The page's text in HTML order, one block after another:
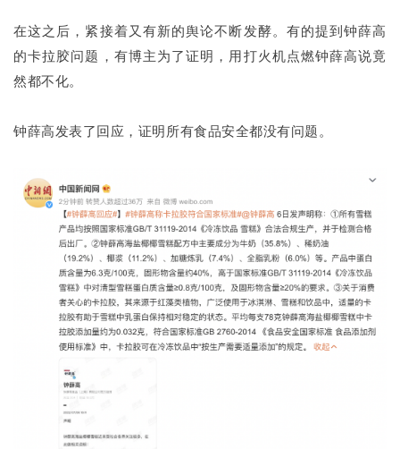
在这之后，紧接着又有新的舆论不断发酵。有的提到钟薛高
的卡拉胶问题，有博主为了证明，用打火机点燃钟薛高说竟
然都不化。
钟薛高发表了回应，证明所有食品安全都没有问题。